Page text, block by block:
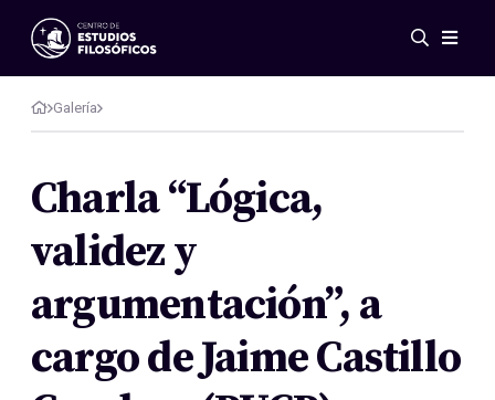
Eventos
Novedades
Investigación
Publicaciones
Galería
Acerca de nosotros
Reglamento
Convenios
Galería
Charla “Lógica,
validez y
argumentación”, a
cargo de Jaime Castillo